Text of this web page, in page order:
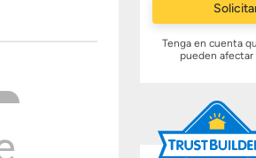
Tenga en cuenta
pueden afectar